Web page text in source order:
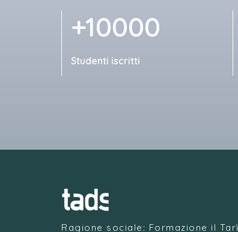
+10000
Studenti iscritti
Ragione sociale: Formazione il Tarì